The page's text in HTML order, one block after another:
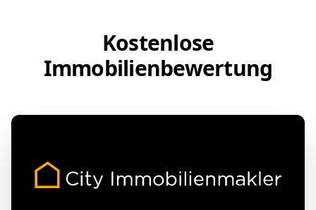
Kostenlose
Immobilienbewertung